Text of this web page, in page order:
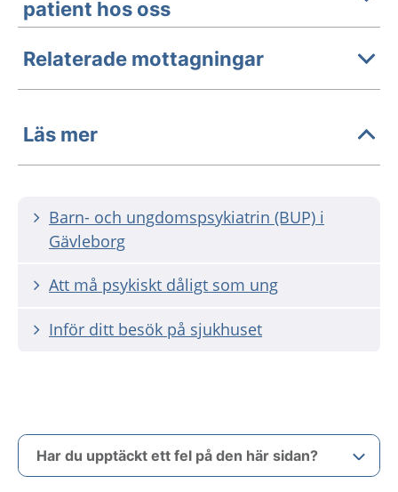
patient hos oss
Relaterade mottagningar
Läs mer
Barn- och ungdomspsykiatrin (BUP) i
Gävleborg
Att må psykiskt dåligt som ung
Inför ditt besök på sjukhuset
Har du upptäckt ett fel på den här sidan?